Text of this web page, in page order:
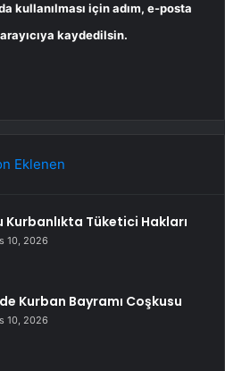
kullanılması için adım, e-posta
kaydedilsin.
Eklenen
Kurbanlıkta Tüketici Hakları
10, 2026
Kurban Bayramı Coşkusu
10, 2026